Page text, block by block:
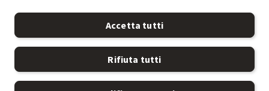
Accetta tutti
Rifiuta tutti